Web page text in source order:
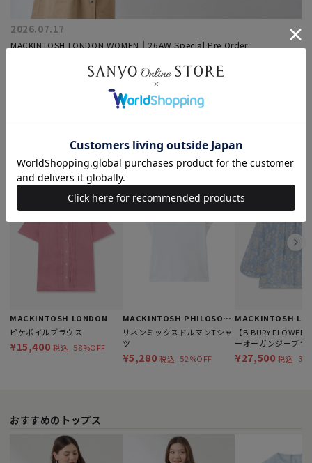
2026.07.17
MACKINTOSH LONDON WOMEN｜26AW Special Pre Order
もっと見る
このアイテムを見た人はこんなアイテムも見ています
MACKINTOSH LONDON
ピケボイルブラウス
¥15,400 税込 58%OFF
MACKINTOSH PHILOSOPHY
リネンミックスドルマンTシャ
ツ
¥5,280 税込 52%OFF
MACKINTOSH
【BIBURY FLOWER
ーオーガンジーブラ
¥27,500 税込
おすすめのトップス